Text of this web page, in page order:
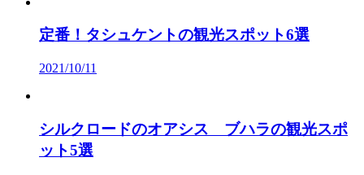
定番！タシュケントの観光スポット6選
2021/10/11
シルクロードのオアシス ブハラの観光スポ
ット5選